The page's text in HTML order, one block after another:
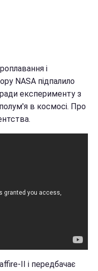
і
NASA підпалило
експерименту з
в космосі. Про
II і передбачає